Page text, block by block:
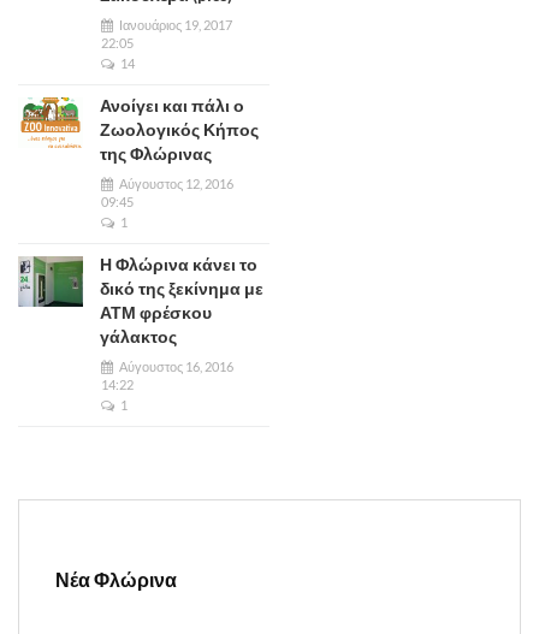
Ιανουάριος 19, 2017
22:05
14
Ανοίγει και πάλι ο
Ζωολογικός Κήπος
της Φλώρινας
Αύγουστος 12, 2016
09:45
1
Η Φλώρινα κάνει το
δικό της ξεκίνημα με
ΑΤΜ φρέσκου
γάλακτος
Αύγουστος 16, 2016
14:22
1
Νέα Φλώρινα